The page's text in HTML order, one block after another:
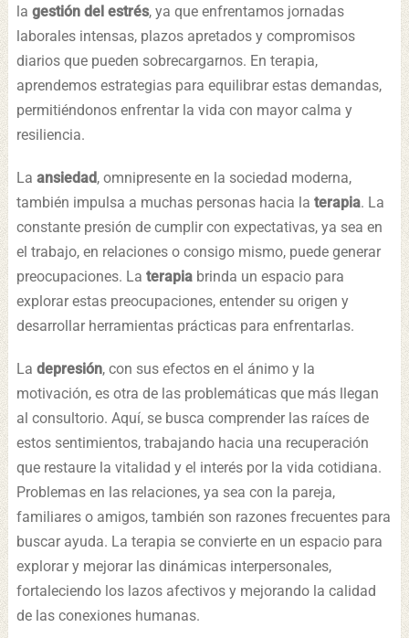
la gestión del estrés, ya que enfrentamos jornadas
laborales intensas, plazos apretados y compromisos
diarios que pueden sobrecargarnos. En terapia,
aprendemos estrategias para equilibrar estas demandas,
permitiéndonos enfrentar la vida con mayor calma y
resiliencia.
La ansiedad, omnipresente en la sociedad moderna,
también impulsa a muchas personas hacia la terapia. La
constante presión de cumplir con expectativas, ya sea en
el trabajo, en relaciones o consigo mismo, puede generar
preocupaciones. La terapia brinda un espacio para
explorar estas preocupaciones, entender su origen y
desarrollar herramientas prácticas para enfrentarlas.
La depresión, con sus efectos en el ánimo y la
motivación, es otra de las problemáticas que más llegan
al consultorio. Aquí, se busca comprender las raíces de
estos sentimientos, trabajando hacia una recuperación
que restaure la vitalidad y el interés por la vida cotidiana.
Problemas en las relaciones, ya sea con la pareja,
familiares o amigos, también son razones frecuentes para
buscar ayuda. La terapia se convierte en un espacio para
explorar y mejorar las dinámicas interpersonales,
fortaleciendo los lazos afectivos y mejorando la calidad
de las conexiones humanas.